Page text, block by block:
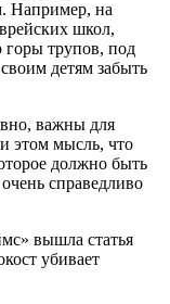
Например, на
школ,
горы трупов, под
детям забыть
важны для
этом мысль, что
должно быть
справедливо
вышла статья
убивает